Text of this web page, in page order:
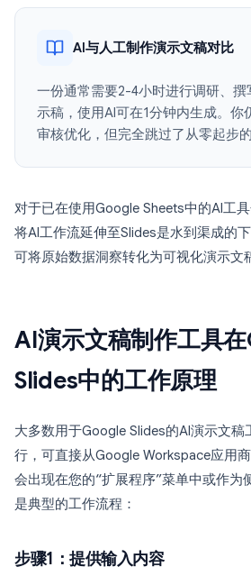
AI与人工制作演示文稿对比
一份通常需要2-4小时进行调研、撰
示稿，使用AI可在1分钟内生成。你
审核优化，但完全跳过了从零起步的
对于已在使用Google Sheets中的AI工
将AI工作流延伸至Slides是水到渠成的
可将原始数据洞察转化为可视化演示文
AI演示文稿制作工具
Slides中的工作原理
大多数用于Google Slides的AI演示文稿
行，可直接从Google Workspace应用
会出现在您的“扩展程序”菜单中或作为
是典型的工作流程：
步骤1：提供输入内容